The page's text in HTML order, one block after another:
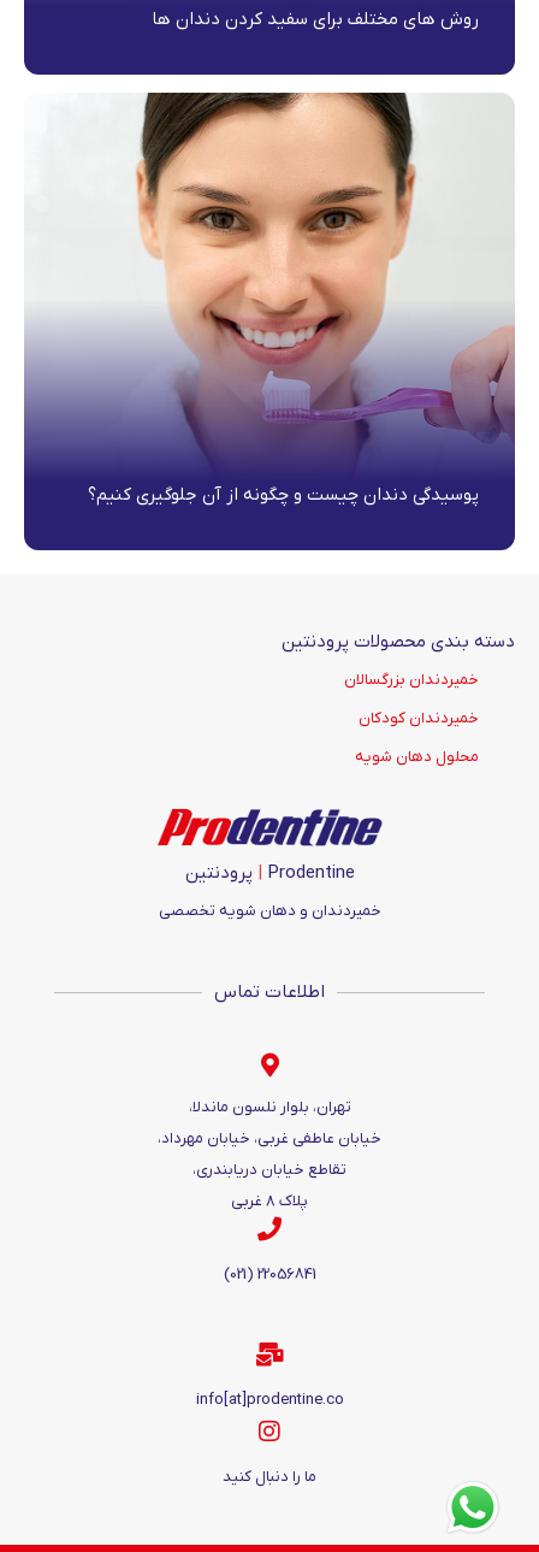
روش های مختلف برای سفید کردن دندان ها
پوسیدگی دندان چیست و چگونه از آن جلوگیری کنیم؟
دسته بندی محصولات پرودنتین
خمیردندان بزرگسالان
خمیردندان کودکان
محلول دهان شویه
Prodentine
| پرودنتین
خمیردندان و دهان شویه تخصصی
اطلاعات تماس
تهران، بلوار نلسون ماندلا،
خیابان عاطفی غربی، خیابان مهرداد،
تقاطع خیابان دریابندری،
پلاک ۸ غربی
22056841 (021)
info[at]prodentine.co
ما را دنبال کنید